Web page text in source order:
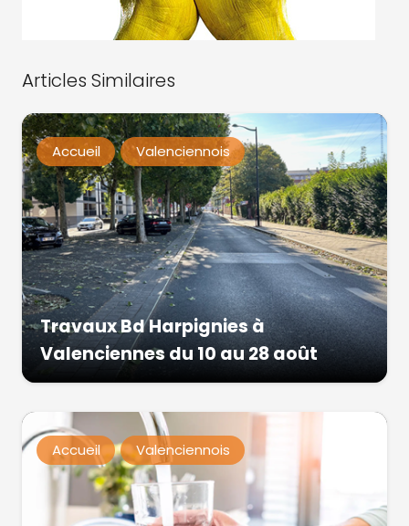
Articles Similaires
Accueil Valenciennois
Travaux Bd Harpignies à
Valenciennes du 10 au 28 août
Accueil Valenciennois